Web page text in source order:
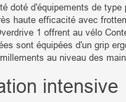
doté d'équipements de
haute efficacité avec
1 offrent au vélo
sont équipées d'un grip
au niveau des
intensive